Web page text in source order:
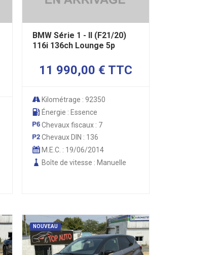
BMW Série 1 - II (F21/20)
116i 136ch Lounge 5p
11 990,00 € TTC
Kilométrage : 92350
Énergie : Essence
Chevaux fiscaux : 7
Chevaux DIN : 136
M.E.C. : 19/06/2014
Boîte de vitesse : Manuelle
NOUVEAU